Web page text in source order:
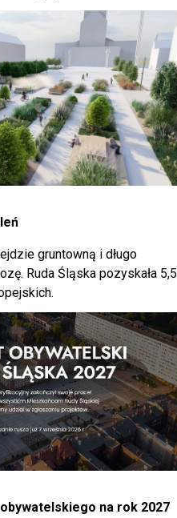
gruntowną i długo
Ruda Śląska pozyskała 5,5
na rok 2027